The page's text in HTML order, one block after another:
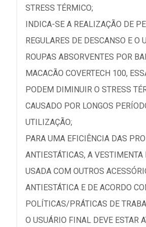
STRESS TÉRMICO;
INDICA-SE A REALIZAÇÃO DE
REGULARES DE DESCANSO E O
ROUPAS ABSORVENTES POR
MACACÃO COVERTECH 100,
PODEM DIMINUIR O STRESS
CAUSADO POR LONGOS
UTILIZAÇÃO;
PARA UMA EFICIÊNCIA DAS
ANTIESTÁTICAS, A VESTIMENTA
USADA COM OUTROS
ANTIESTÁTICA E DE ACORDO
POLÍTICAS/PRÁTICAS DE
O USUÁRIO FINAL DEVE ESTAR